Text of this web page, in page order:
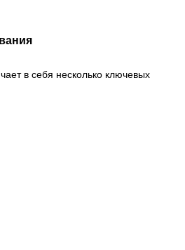
в себя несколько ключевых